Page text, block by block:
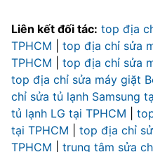
Liên kết đối tác: top địa
TPHCM
top địa chỉ sửa
TPHCM
top địa chỉ sửa
top địa chỉ sửa máy giặt
chỉ sửa tủ lạnh Samsung
tủ lạnh LG tại TPHCM
tại TPHCM
top địa chỉ
TPHCM
trung tâm sửa